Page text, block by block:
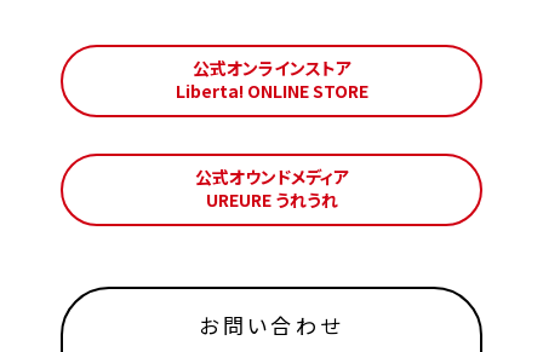
公式オンラインストア
Liberta! ONLINE STORE
公式オウンドメディア
UREURE うれうれ
お問い合わせ